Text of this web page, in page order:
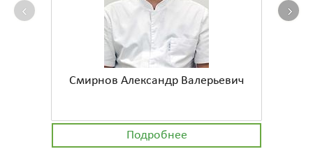
Смирнов Александр Валерьевич
Подробнее
‹ ›